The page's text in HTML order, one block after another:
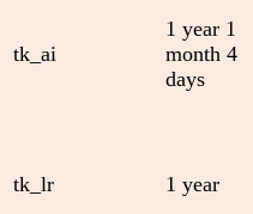
tk_ai
1 year 1
month 4
days
tk_lr 1 year